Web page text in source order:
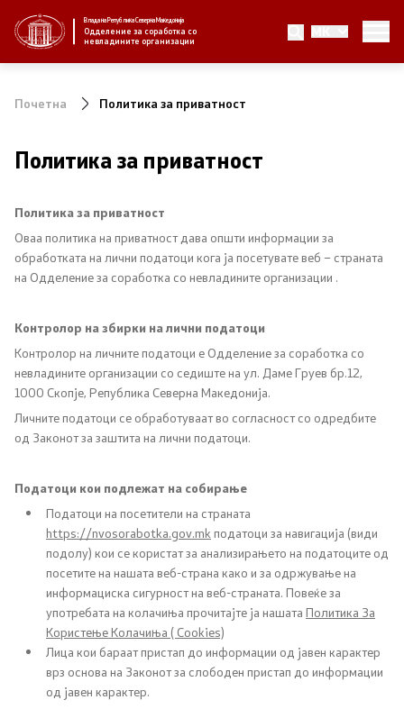
Влада на Република Северна Македонија
Одделение за соработка со
невладините организации
MK
За нас
Јавни повици
Стратегија
Стратегии по години
Извештаи
Спроведување на стратегија
Документи
Совет
За советот
Документи
Записници и дневни редови од седниците на
Советот
Почетна Политика за приватност
Политика за приватност
Политика за приватност
Оваа политика на приватност дава општи информации за
обработката на лични податоци кога ја посетувате веб – страната
на Одделение за соработка со невладините организации .
Контролор на збирки на лични податоци
Контролор на личните податоци е Одделение за соработка со
невладините организации со седиште на ул. Даме Груев бр.12,
1000 Скопје, Република Северна Македонија.
Личните податоци се обработуваат во согласност со одредбите
од Законот за заштита на лични податоци.
Податоци кои подлежат на собирање
Податоци на посетители на страната
https://nvosorabotka.gov.mk податоци за навигација (види
подолу) кои се користат за анализирањето на податоците од
посетите на нашата веб-страна како и за одржување на
информациска сигурност на веб-страната. Повеќе за
употребата на колачиња прочитајте ја нашата Политика За
Користење Колачиња ( Cookies)
Лица кои бараат пристап до информации од јавен карактер
врз основа на Законот за слободен пристап до информации
од јавен карактер.